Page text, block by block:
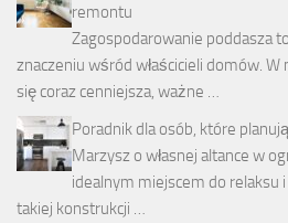
remontu
Zagospodarowanie poddasza
znaczeniu wśród właścicieli domów.
się coraz cenniejsza, ważne …
Poradnik dla osób, które
Marzysz o własnej altance w
idealnym miejscem do relaksu
takiej konstrukcji …